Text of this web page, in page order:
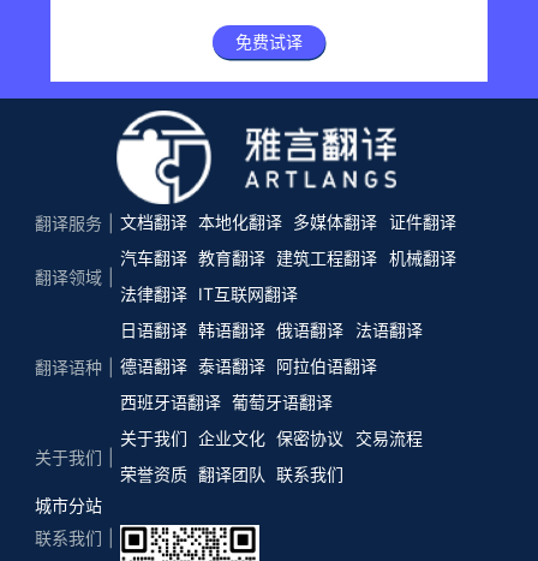
免费试译
翻译服务 文档翻译 本地化翻译 多媒体翻译 证件翻译
翻译领域
汽车翻译 教育翻译 建筑工程翻译 机械翻译
法律翻译
IT互联网翻译
翻译语种
日语翻译 韩语翻译 俄语翻译
法语翻译
德语翻译 泰语翻译 阿拉伯语翻译
西班牙语翻译 葡萄牙语翻译
关于我们
关于我们 企业文化 保密协议
交易流程
荣誉资质 翻译团队
联系我们
城市分站
联系我们